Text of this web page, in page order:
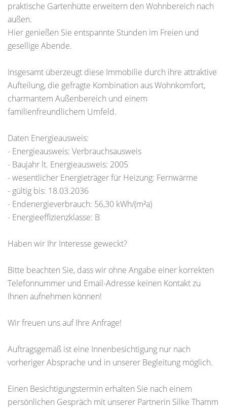
praktische Gartenhütte erweitern den Wohnbereich nach
außen.
Hier genießen Sie entspannte Stunden im Freien und
gesellige Abende.
Insgesamt überzeugt diese Immobilie durch ihre attraktive
Aufteilung, die gefragte Kombination aus Wohnkomfort,
charmantem Außenbereich und einem
familienfreundlichem Umfeld.
Daten Energieausweis:
- Energieausweis: Verbrauchsausweis
- Baujahr lt. Energieausweis: 2005
- wesentlicher Energieträger für Heizung: Fernwärme
- gültig bis: 18.03.2036
- Endenergieverbrauch: 56,30 kWh/(m²a)
- Energieeffizienzklasse: B
Haben wir Ihr Interesse geweckt?
Bitte beachten Sie, dass wir ohne Angabe einer korrekten
Telefonnummer und Email-Adresse keinen Kontakt zu
Ihnen aufnehmen können!
Wir freuen uns auf Ihre Anfrage!
Auftragsgemäß ist eine Innenbesichtigung nur nach
vorheriger Absprache und in unserer Begleitung möglich.
Einen Besichtigungstermin erhalten Sie nach einem
persönlichen Gespräch mit unserer Partnerin Silke Thamm